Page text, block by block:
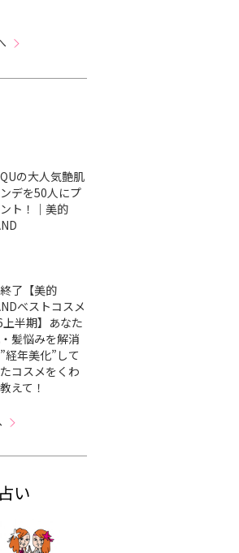
の大人気艶肌
デを50人にプ
ト！｜美的
了【美的
ベストコスメ
上半期】あなた
髪悩みを解消
経年美化”して
コスメをくわ
えて！
い